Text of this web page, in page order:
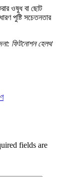
ওষুধ বা ছোট
পুষ্টি সচেতনতার
ফিটনোশন হেলথ
fields are